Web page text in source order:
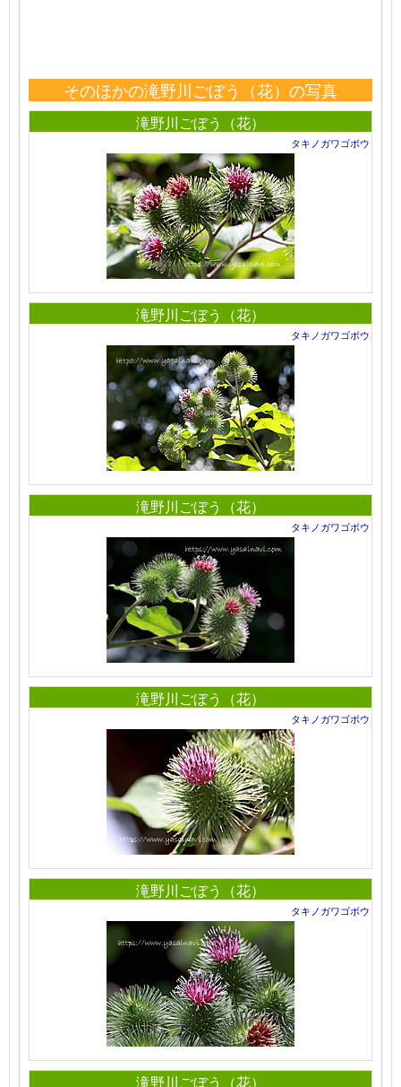
そのほかの滝野川ごぼう（花）の写真
滝野川ごぼう（花）
タキノガワゴボウ
滝野川ごぼう（花）
タキノガワゴボウ
滝野川ごぼう（花）
タキノガワゴボウ
滝野川ごぼう（花）
タキノガワゴボウ
滝野川ごぼう（花）
タキノガワゴボウ
滝野川ごぼう（花）